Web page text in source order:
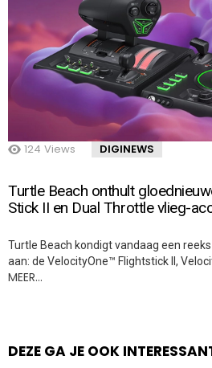
124 Views DIGINEWS
Turtle Beach onthult
Stick II en Dual Throttle vlieg-
Turtle Beach kondigt vandaag een
aan: de VelocityOne™ Flightstick II,
MEER…
DEZE GA JE OOK